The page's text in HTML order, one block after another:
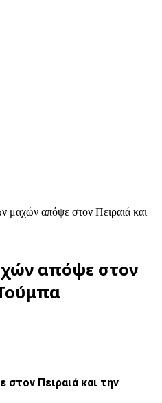
μαχών απόψε στον Πειραιά και
απόψε στον
Πειραιά και την